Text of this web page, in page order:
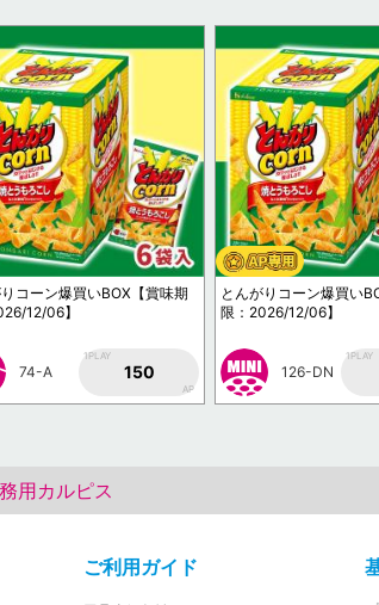
コーン爆買いBOX【賞味期
12/06】
74-A
1PLAY
150
AP
とんがりコーン爆買い
限：2026/12/06】
126-DN
1PLAY
用カルピス
ご利用ガイド